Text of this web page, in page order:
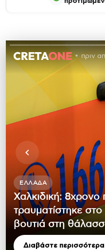
πριν
ΕΛΛΆΔΑ
Χαλκιδική: 8χρονο
τραυματίστηκε
βουτιά στη
Διαβάστε περισσότερα